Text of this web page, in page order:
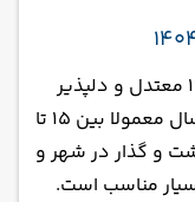
آب و هوای کوش آداسی در نوروز 1404 معتدل و دلپذیر
خواهد بود. دمای هوا در این زمان از سال معمولا بین 15 تا
و گذار در شهر و
مناسب است.